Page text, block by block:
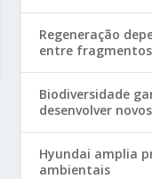
Regeneração
entre
Biodiversidade
desenvolver
Hyundai amplia
ambientais